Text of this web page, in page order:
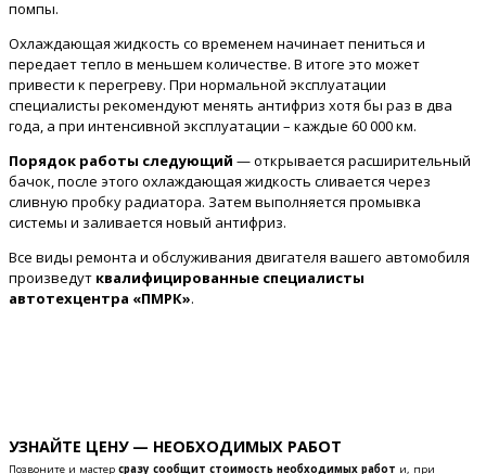
помпы.
Охлаждающая жидкость со временем начинает пениться и
передает тепло в меньшем количестве. В итоге это может
привести к перегреву. При нормальной эксплуатации
специалисты рекомендуют менять антифриз хотя бы раз в два
года, а при интенсивной эксплуатации – каждые 60 000 км.
Порядок работы следующий — открывается расширительный
бачок, после этого охлаждающая жидкость сливается через
сливную пробку радиатора. Затем выполняется промывка
системы и заливается новый антифриз.
Все виды ремонта и обслуживания двигателя вашего автомобиля
произведут квалифицированные специалисты
автотехцентра «ПМРК».
УЗНАЙТЕ ЦЕНУ — НЕОБХОДИМЫХ РАБОТ
Позвоните и мастер сразу сообщит стоимость необходимых работ и, при